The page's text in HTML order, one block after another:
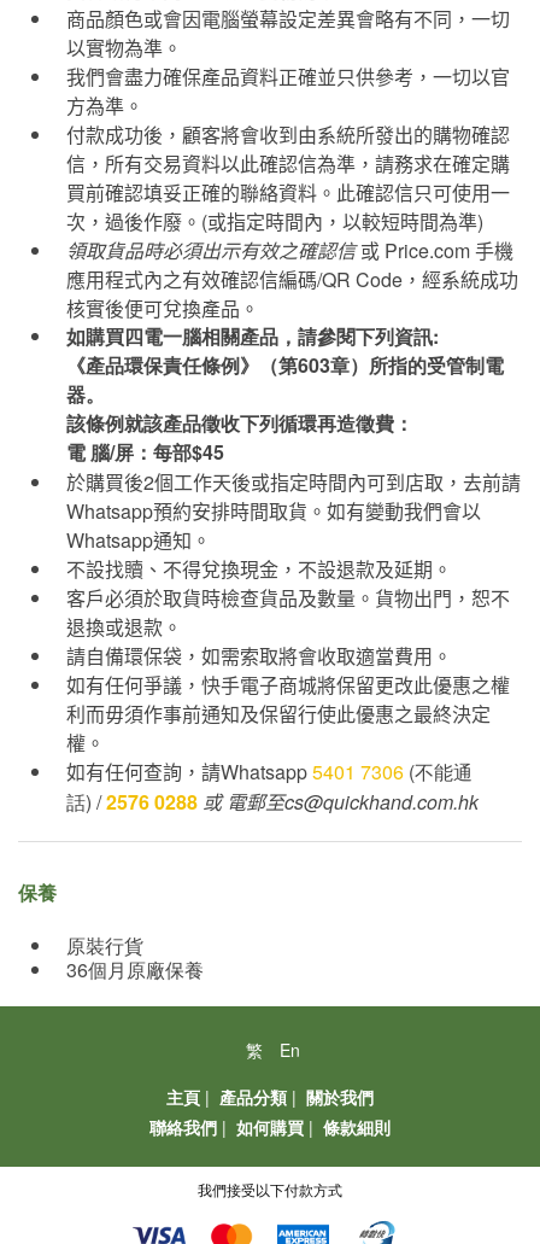
商品顏色或會因電腦螢幕設定差異會略有不同，一切
以實物為準。
我們會盡力確保產品資料正確並只供參考，一切以官
方為準。
付款成功後，顧客將會收到由系統所發出的購物確認
信，所有交易資料以此確認信為準，請務求在確定購
買前確認填妥正確的聯絡資料。此確認信只可使用一
次，過後作廢。 (或指定時間內，以較短時間為準)
領取貨品時必須出示有效之確認信 或 Price.com手機
應用程式內之有效確認信編碼/QR Code ，經系統成功
核實後便可兌換產品。
如購買四電一腦相關產品，請參閱下列資訊:
《產品環保責任條例》（第603章）所指的受管制電
器。
該條例就該產品徵收下列循環再造徵費：
電 腦/屏：每部$45
於購買後2個工作天後或指定時間內可到店取，去前請
Whatsapp預約安排時間取貨。如有變動我們會以
Whatsapp通知。
不設找贖、不得兌換現金，不設退款及延期。
客戶必須於取貨時檢查貨品及數量。貨物出門，恕不
退換或退款。
請自備環保袋，如需索取將會收取適當費用。
如有任何爭議，快手電子商城將保留更改此優惠之權
利而毋須作事前通知及保留行使此優惠之最終決定
權。
如有任何查詢，請Whatsapp5401 7306 (不能通
話) /2576 0288 或 電郵至cs@quickhand.com.hk
保養
原裝行貨
36個月原廠保養
繁
En
主頁 | 產品分類 | 關於我們
聯絡我們 | 如何購買 | 條款細則
我們接受以下付款方式